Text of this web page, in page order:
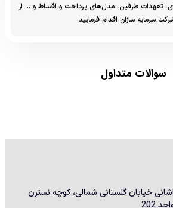
تعهدات طرفین، مدل‌های پرداخت و اقساط و … از
سرمایه سازان اقدام فرمایید.
سوالات متداول
کاشانی خیابان گلستانی شمالی، کوچه نسترن